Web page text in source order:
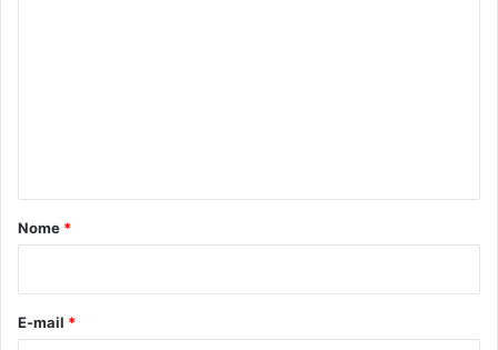
r
*
Nome *
E-mail *